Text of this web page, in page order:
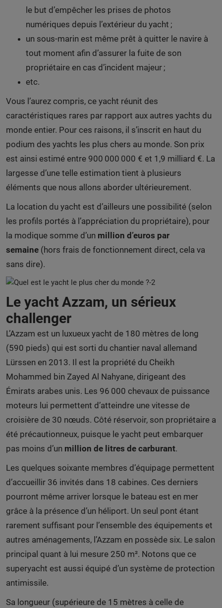
le but d’empêcher les prises de photos
numériques depuis l’extérieur du yacht ;
un sous-marin est même prêt à quitter le navire à
tout moment afin d’assurer la fuite de son
propriétaire en cas d’incident majeur ;
etc.
Vous l’aurez compris, ce yacht réunit des
caractéristiques rares par rapport aux autres yachts du
monde entier. Pour ces raisons, il s’inscrit en haut du
podium des yachts les plus chers au monde. Son prix
est ainsi estimé entre 900 000 000 € et 1,9 milliard €. La
largesse d’une telle estimation tient à plusieurs
éléments que nous allons aborder ultérieurement.
La location du yacht est d’ailleurs une possibilité (selon
les profils portés à l’appréciation du propriétaire), pour
la modique somme d’un million d’euros par
semaine (hors frais de fonctionnement direct, cela va
sans dire).
Le yacht Azzam, un sérieux
challenger
L’Azzam est un luxueux yacht de 180 mètres de long
(590 pieds) qui est sorti du chantier naval allemand
Lürssen en 2013. Il est la propriété du Cheikh
Mohammed bin Zayed Al Nahyane, dirigeant des
Émirats arabes unis. Les 96 000 chevaux de puissance
moteurs lui permettent d’atteindre une vitesse de
croisière de 30 nœuds. Côté réservoir, son propriétaire a
été précautionneux, puisque le yacht peut embarquer
pas moins d’un million de litres de carburant.
Les quelques soixante membres d’équipage permettent
d’accueillir 36 invités dans 18 cabines. Ces derniers
pourront même arriver lorsque le bateau est en mer
grâce à la présence d’un héliport. Un seul pont étant
rarement suffisant pour l’ensemble des équipements et
autres aménagements, l’Azzam en possède six. Le salon
principal quant à lui mesure 250 m². Notons que ce
superyacht est aussi équipé d’un système de protection
antimissile.
Sa longueur (supérieure de 15 mètres à celle de